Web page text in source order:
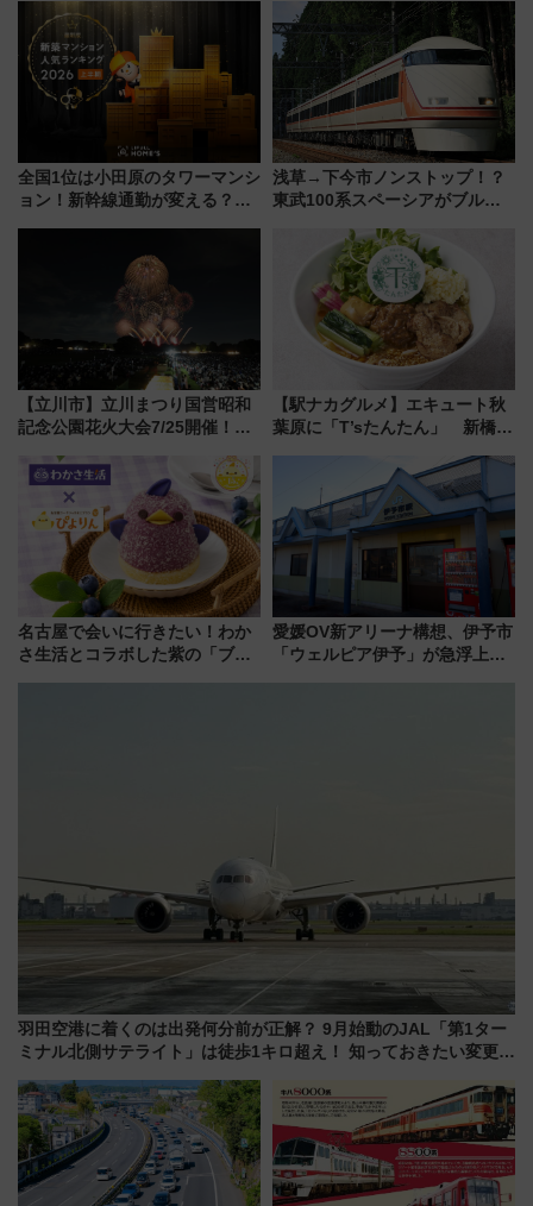
定1万5000枚】
地のふらっと立ち食いそば』
7/27夜10時～放送
全国1位は小田原のタワーマンシ
ョン！新幹線通勤が変える？
浅草→下今市ノンストップ！？
東武100系スペーシアがブルー
ー当時の停車駅」を再現 運転
時刻や特急券の買い方を紹介
【立川市】立川まつり国営昭和
記念公園花火大会7/25開催！
混雑に要注意、その理由は
【駅ナカグルメ】エキュート秋
葉原に「T’sたんたん」 新橋に
饅」、オムライス専門店「肉と
たまご」新グルメ続々登場！
【2026年8月】
名古屋で会いに行きたい！わか
さ生活とコラボした紫の「ブル
愛媛OV新アリーナ構想、伊予市
「ウェルピア伊予」が急浮上！
羽田空港に着くのは出発何分前が正解？ 9月始動のJAL「第1ター
ミナル北側サテライト」は徒歩1キロ超え！ 知っておきたい変更点